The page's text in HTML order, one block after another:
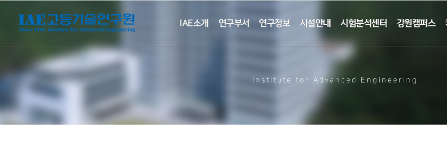
IAE소개 연구부서 연구정보 시설안내 시험분석센터 강원캠퍼스
Institute for Advanced Engineering